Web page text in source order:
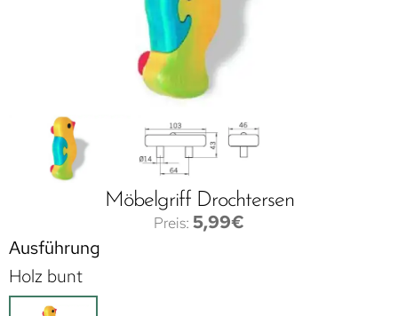
Möbelgriff Drochtersen
5,99€
Ausführung
Holz bunt